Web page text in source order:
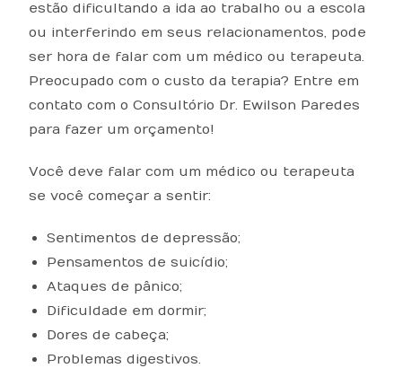
estão dificultando a ida ao trabalho ou a escola
ou interferindo em seus relacionamentos, pode
ser hora de falar com um médico ou terapeuta.
Preocupado com o custo da terapia? Entre em
contato com o Consultório Dr. Ewilson Paredes
para fazer um orçamento!
Você deve falar com um médico ou terapeuta
se você começar a sentir:
Sentimentos de depressão;
Pensamentos de suicídio;
Ataques de pânico;
Dificuldade em dormir;
Dores de cabeça;
Problemas digestivos.